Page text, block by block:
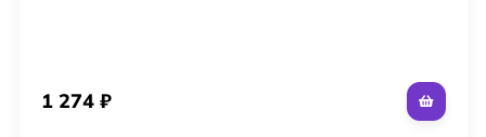
1 274 ₽